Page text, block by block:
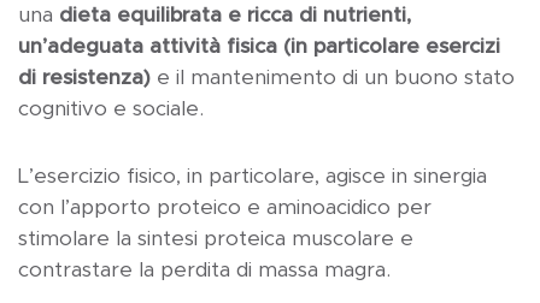
una dieta equilibrata e ricca di nutrienti,
un’adeguata attività fisica (in particolare esercizi
di resistenza) e il mantenimento di un buono stato
cognitivo e sociale.
L’esercizio fisico, in particolare, agisce in sinergia
con l’apporto proteico e aminoacidico per
stimolare la sintesi proteica muscolare e
contrastare la perdita di massa magra.